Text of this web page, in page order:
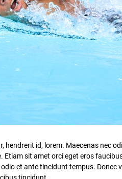
hendrerit id, lorem. Maecenas nec
Etiam sit amet orci eget eros
et ante tincidunt tempus.